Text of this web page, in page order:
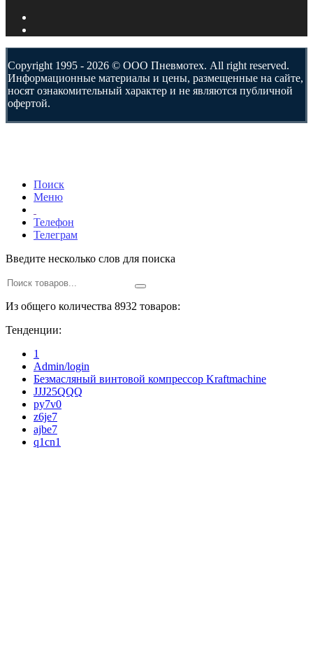
Copyright 1995 - 2026 © ООО Пневмотех. All right reserved.
Информационные материалы и цены, размещенные на сайте,
носят ознакомительный характер и не являются публичной
офертой.
Поиск
Меню
Телефон
Телеграм
Введите несколько слов для поиска
Из общего количества 8932 товаров:
Тенденции:
1
Admin/login
Безмасляный винтовой компрессор Kraftmaсhine
JJJ25QQQ
py7v0
z6je7
ajbe7
q1cn1